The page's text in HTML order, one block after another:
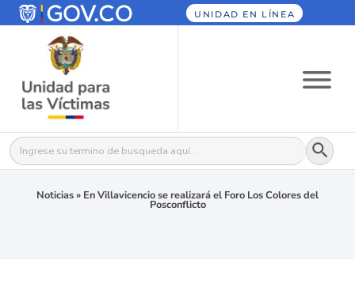
UNIDAD EN LÍNEA
Buscar: Botón
Noticias» En Villavicencio se realizará el Foro Los Colores del
Posconflicto